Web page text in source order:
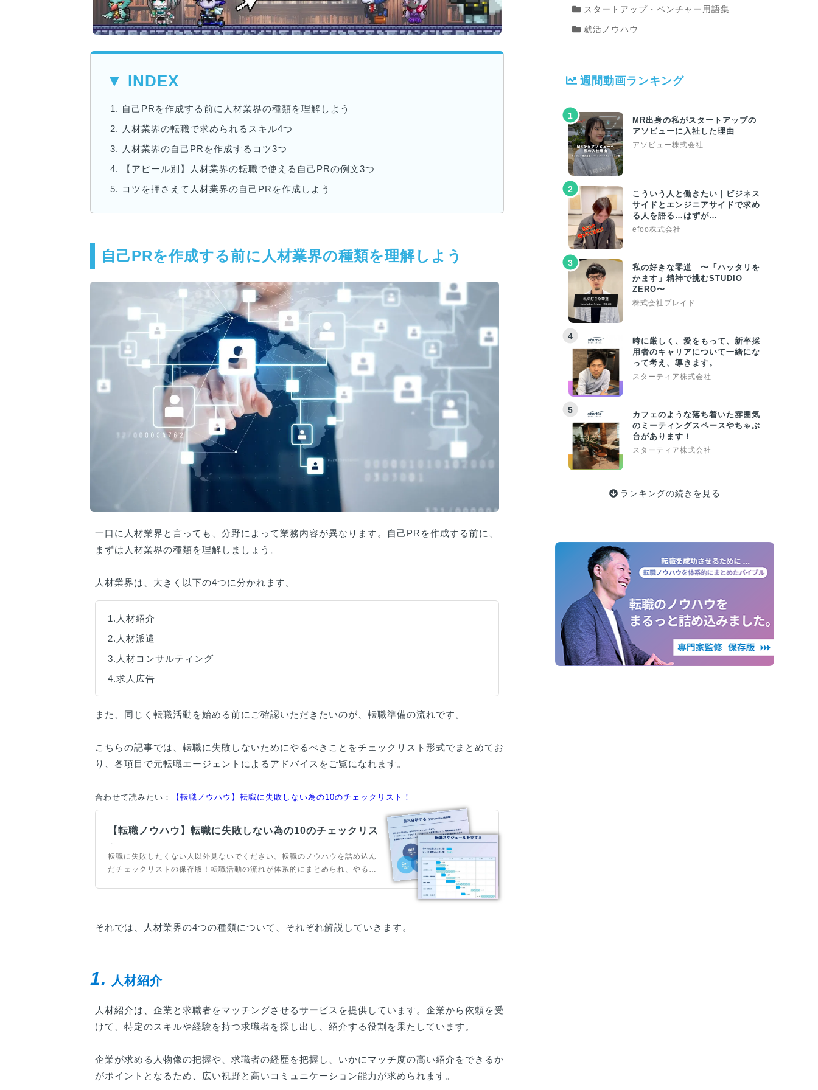
▼ INDEX
1. 自己PRを作成する前に人材業界の種類を理解しよう
2. 人材業界の転職で求められるスキル4つ
3. 人材業界の自己PRを作成するコツ3つ
4.
【アピール別】人材業界の転職で使える自己PRの例文3つ
5. コツを押さえて人材業界の自己PRを作成しよう
自己PRを作成する前に人材業界の種類を理解しよう
一口に人材業界と言っても、分野によって業務内容が異なります。自己PRを作成する前に、
まずは人材業界の種類を理解しましょう。
人材業界は、大きく以下の4つに分かれます。
1.人材紹介
2.人材派遣
3.人材コンサルティング
4.求人広告
また、同じく転職活動を始める前にご確認いただきたいのが、転職準備の流れです。
こちらの記事では、転職に失敗しないためにやるべきことをチェックリスト形式でまとめてお
り、各項目で元転職エージェントによるアドバイスをご覧になれます。
合わせて読みたい： 【転職ノウハウ】転職に失敗しない為の10のチェックリスト！
【転職ノウハウ】転職に失敗しない為の10のチェックリス
ト！
転職に失敗したくない人以外見ないでください。転職のノウハウを詰め込ん
だチェックリストの保存版！転職活動の流れが体系的にまとめられ、やるべ
それでは、人材業界の4つの種類について、それぞれ解説していきます。
1. 人材紹介
人材紹介は、企業と求職者をマッチングさせるサービスを提供しています。企業から依頼を受
けて、特定のスキルや経験を持つ求職者を探し出し、紹介する役割を果たしています。
企業が求める人物像の把握や、求職者の経歴を把握し、いかにマッチ度の高い紹介をできるか
がポイントとなるため、広い視野と高いコミュニケーション能力が求められます。
スタートアップ・ベンチャー用語集
就活ノウハウ
週間動画ランキング
1
MR出身の私がスタートアップの
アソビューに入社した理由
アソビュー株式会社
2
こういう人と働きたい｜ビジネス
サイドとエンジニアサイドで求め
る人を語る…はずが…
efoo株式会社
3
私の好きな零道 〜「ハッタリを
かます」精神で挑むSTUDIO
ZERO〜
株式会社プレイド
4
時に厳しく、愛をもって、新卒採
用者のキャリアについて一緒にな
って考え、導きます。
スターティア株式会社
5
カフェのような落ち着いた雰囲気
のミーティングスペースやちゃぶ
台があります！
スターティア株式会社
ランキングの続きを見る